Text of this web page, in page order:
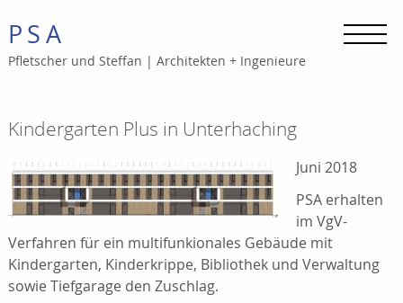
PSA
Pfletscher und Steffan | Architekten + Ingenieure
Kindergarten Plus in Unterhaching
Juni 2018
PSA erhalten
im VgV-
Verfahren für ein multifunkionales Gebäude mit
Kindergarten, Kinderkrippe, Bibliothek und Verwaltung
sowie Tiefgarage den Zuschlag.